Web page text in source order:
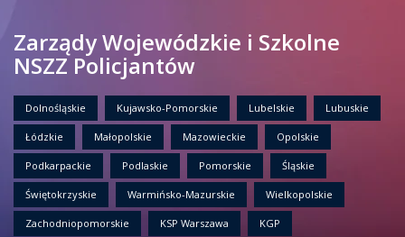
Zarządy Wojewódzkie i Szkolne
NSZZ Policjantów
Dolnośląskie Kujawsko-Pomorskie Lubelskie Lubuskie
Łódzkie Małopolskie Mazowieckie Opolskie
Podkarpackie Podlaskie Pomorskie Śląskie
Świętokrzyskie Warmińsko-Mazurskie Wielkopolskie
Zachodniopomorskie KSP Warszawa KGP